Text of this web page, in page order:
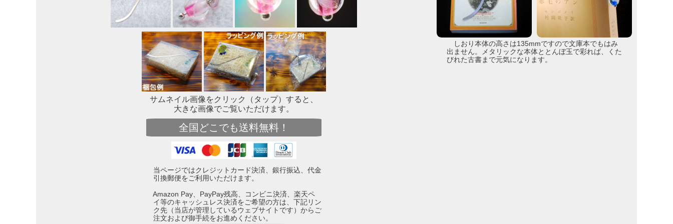
サムネイル画像をクリック（タップ）すると、
大きな画像でご覧いただけます。
全国どこでも送料無料！
当ページではクレジットカード決済、銀行振込、代金
引換郵便をご利用いただけます。
Amazon Pay、PayPay残高、コンビニ決済、楽天ペ
イ等のキャッシュレス決済をご希望の方は、下記リン
ク先（当店が管理しているウェブサイトです）からご
注文および御手続をお進めください。
しおり本体の高さは135mmですので文庫本でもはみ
出ません。メタリックな本体ととんぼ玉で彩れば、くた
びれた古書まで元気になります。